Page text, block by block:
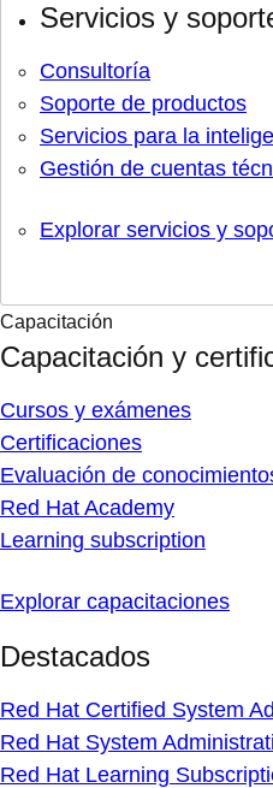
Servicios y
Consultoría
Soporte de productos
Servicios para la
Gestión de cuentas
Explorar servicios y
Capacitación
Capacitación y
Cursos y exámenes
Certificaciones
Evaluación de
Red Hat Academy
Learning subscription
Explorar capacitaciones
Destacados
Red Hat Certified System
Red Hat System
Red Hat Learning